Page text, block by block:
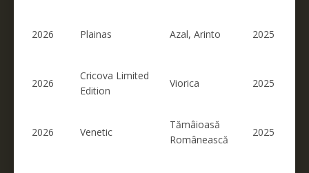
2026 Plainas Azal, Arinto 2025
2026
Cricova Limited
Edition
Viorica 2025
2026 Venetic
Tămâioasă
Românească
2025